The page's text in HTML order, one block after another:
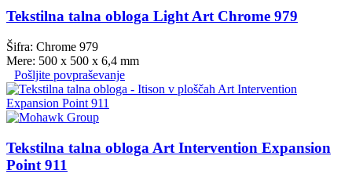
Tekstilna talna obloga Light Art Chrome 979
Šifra: Chrome 979
Mere: 500 x 500 x 6,4 mm
Pošljite povpraševanje
Tekstilna talna obloga Art Intervention Expansion
Point 911